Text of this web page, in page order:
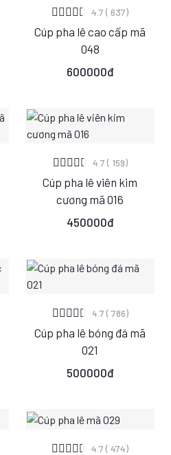
XEM CHI TIẾT
S M L
4.7 ( 637)
Cúp pha lê cao cấp mã
048
600000đ
XEM CHI TIẾT
S M L
4.7 ( 159)
Cúp pha lê viên kim
cương mã 016
450000đ
XEM CHI TIẾT
S M L
4.7 ( 786)
Cúp pha lê bóng đá mã
021
500000đ
XEM CHI TIẾT
4.7 ( 474)